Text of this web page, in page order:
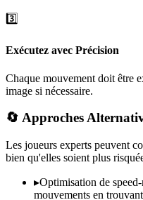
3️⃣
Exécutez avec Précision
Chaque mouvement doit être
image si nécessaire.
🔄 Approches
Les joueurs experts peuvent
bien qu'elles soient plus
▸Optimisation de
mouvements en